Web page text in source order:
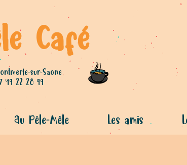
Café
sur-Saone
49 22 28 99
Au Pêle-Mêle Les amis